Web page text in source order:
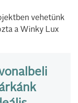
vehetünk
a Winky Lux